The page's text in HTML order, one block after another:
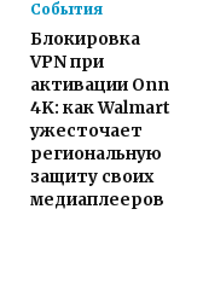
События
Блокировка
VPN при
активации Onn
4K: как Walmart
ужесточает
региональную
защиту своих
медиаплееров